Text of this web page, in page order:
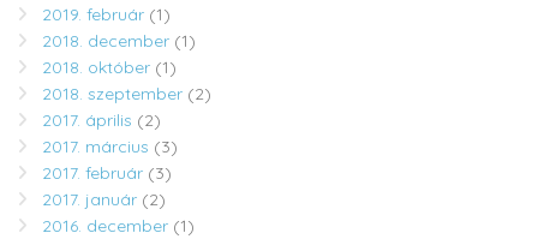
2019. február (1)
2018. december (1)
2018. október (1)
2018. szeptember (2)
2017. április (2)
2017. március (3)
2017. február (3)
2017. január (2)
2016. december (1)